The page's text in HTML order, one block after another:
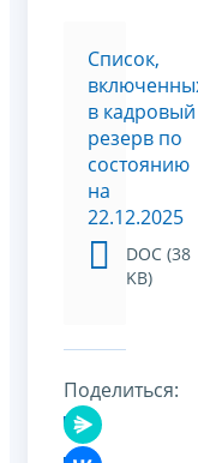
Список,
в кадровый
резерв по
состоянию
на
22.12.2025
DOC (38
KB)
Поделиться: